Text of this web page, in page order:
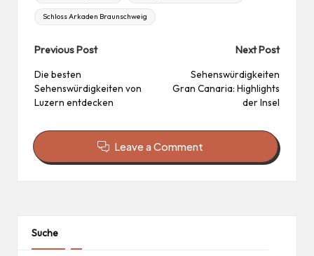
Schloss Arkaden Braunschweig
Post
navigation
Previous Post
Die besten
Sehenswürdigkeiten von
Luzern entdecken
Next Post
Sehenswürdigkeiten
Gran Canaria: Highlights
der Insel
Leave a Comment
Suche